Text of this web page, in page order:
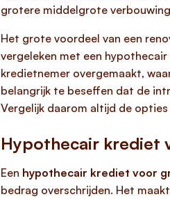
grotere middelgrote
Het grote voordeel van een
vergeleken met een
kredietnemer overgemaakt,
belangrijk te beseffen dat de
Vergelijk daarom altijd de
Hypothecair krediet
Een hypothecair krediet voor
bedrag overschrijden. Het